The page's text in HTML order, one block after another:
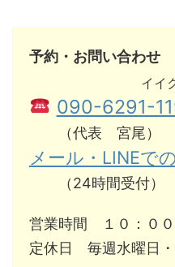
予約・お問い合わせ
イイク
090-6291-
（代表 宮尾）
メール・LINEで
（24時間受付）
営業時間 １０：００
定休日 毎週水曜日